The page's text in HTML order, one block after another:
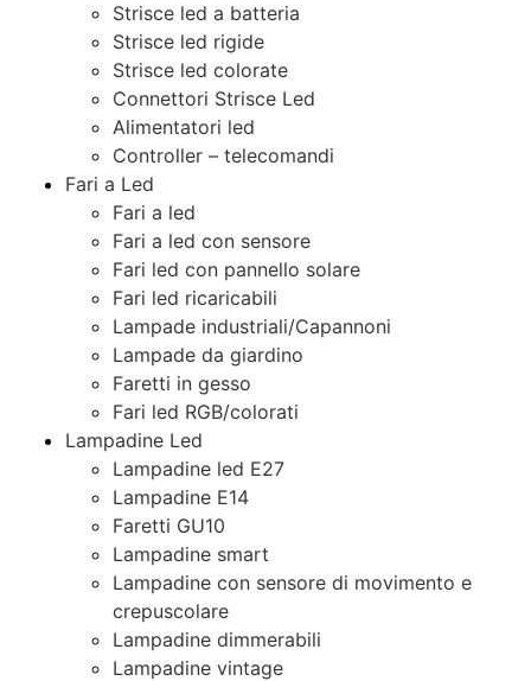
Strisce led a batteria
Strisce led rigide
Strisce led colorate
Connettori Strisce Led
Alimentatori led
Controller – telecomandi
Fari a Led
Fari a led
Fari a led con sensore
Fari led con pannello solare
Fari led ricaricabili
Lampade industriali/Capannoni
Lampade da giardino
Faretti in gesso
Fari led RGB/colorati
Lampadine Led
Lampadine led E27
Lampadine E14
Faretti GU10
Lampadine smart
Lampadine con sensore di movimento e
crepuscolare
Lampadine dimmerabili
Lampadine vintage